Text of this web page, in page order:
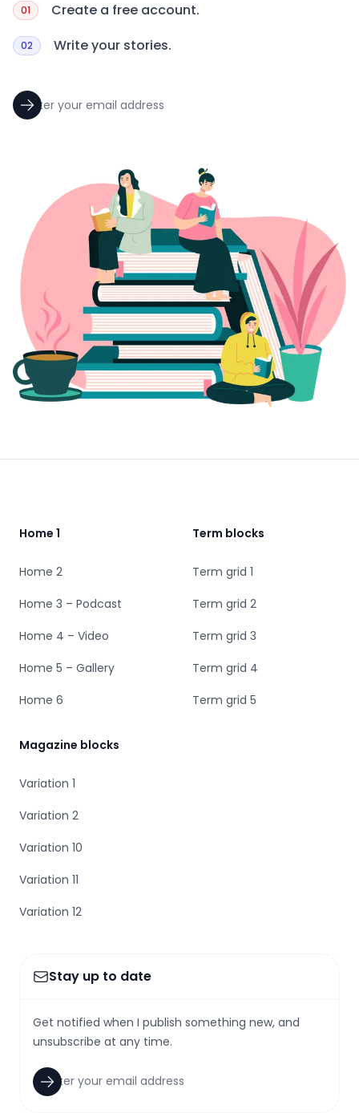
01 Create a free account.
02 Write your stories.
Home 1
Home 2
Home 3 – Podcast
Home 4 – Video
Home 5 – Gallery
Home 6
Term blocks
Term grid 1
Term grid 2
Term grid 3
Term grid 4
Term grid 5
Magazine blocks
Variation 1
Variation 2
Variation 10
Variation 11
Variation 12
Stay up to date
Get notified when I publish something new, and
unsubscribe at any time.